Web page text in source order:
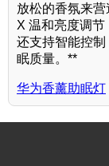
放松的香氛来
X 温和亮度调
还支持智能控
眠质量。**
华为香薰助眠灯